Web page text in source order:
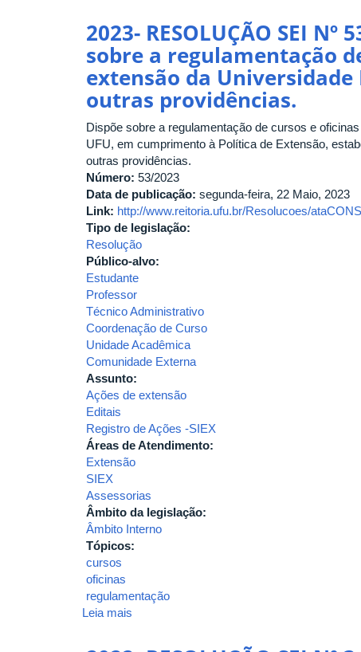
de
Apoio
ao
Transporte
do
Escolar
PNATE
2023- RESOLUÇÃO SEI Nº
sobre a regulamentação
extensão da
outras providências.
Dispõe sobre a regulamentação de cursos e
UFU, em cumprimento à Política de Extensão,
outras providências.
Número: 53/2023
Data de publicação: segunda-feira, 22 Maio, 2023
Link: http://www.reitoria.ufu.br/Resolucoes/
Tipo de legislação:
Resolução
Público-alvo:
Estudante
Professor
Técnico Administrativo
Coordenação de Curso
Unidade Acadêmica
Comunidade Externa
Assunto:
Ações de extensão
Editais
Registro de Ações -SIEX
Áreas de Atendimento:
Extensão
SIEX
Assessorias
Âmbito da legislação:
Âmbito Interno
Tópicos:
cursos
oficinas
regulamentação
Leia mais